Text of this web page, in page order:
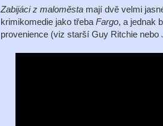
Zabijáci z maloměsta mají dvě velmi
krimikomedie jako třeba Fargo, a jednak
provenience (viz starší Guy Ritchie nebo